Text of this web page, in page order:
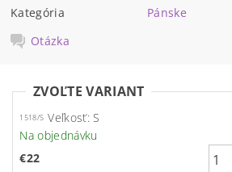
Kategória
Pánske
Otázka
ZVOĽTE VARIANT
1518/S Veľkosť: S
Na objednávku
€22